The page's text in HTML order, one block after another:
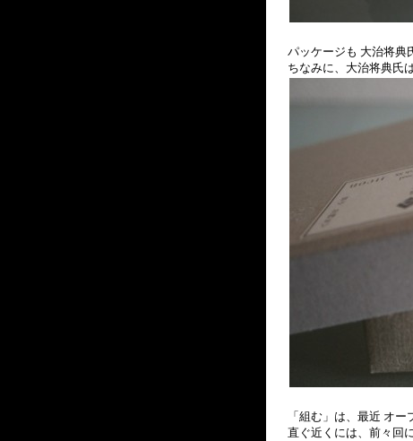
パッケージも 大治将典
ちなみに、大治将典氏
「組む」は、最近 オー
直ぐ近くには、前々回